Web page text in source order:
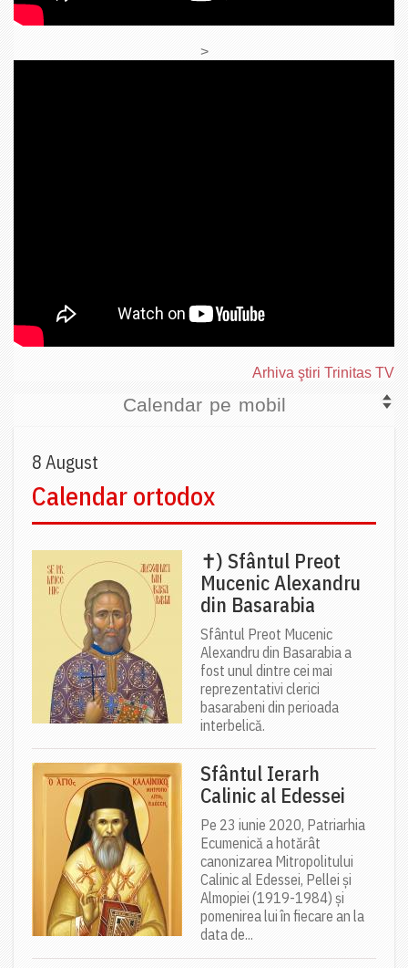
>
Arhiva ştiri Trinitas TV
Calendar pe mobil
8 August
Calendar ortodox
✝) Sfântul Preot
Mucenic Alexandru
din Basarabia
Sfântul Preot Mucenic
Alexandru din Basarabia a
fost unul dintre cei mai
reprezentativi clerici
basarabeni din perioada
interbelică.
Sfântul Ierarh
Calinic al Edessei
Pe 23 iunie 2020, Patriarhia
Ecumenică a hotărât
canonizarea Mitropolitului
Calinic al Edessei, Pellei și
Almopiei (1919-1984) și
pomenirea lui în fiecare an la
data de...